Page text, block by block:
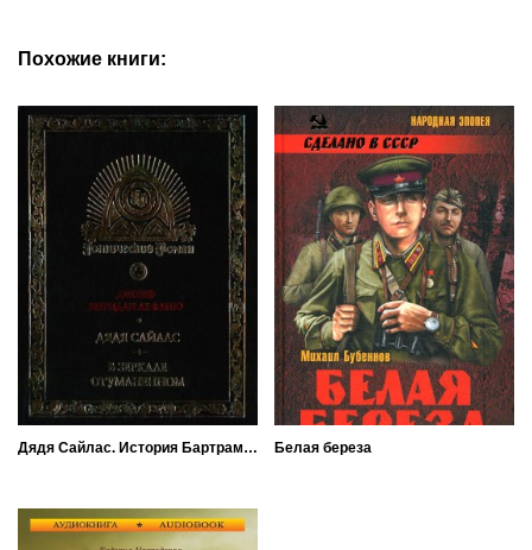
Похожие книги:
Дядя Сайлас. История Бартрама-Хо Белая береза